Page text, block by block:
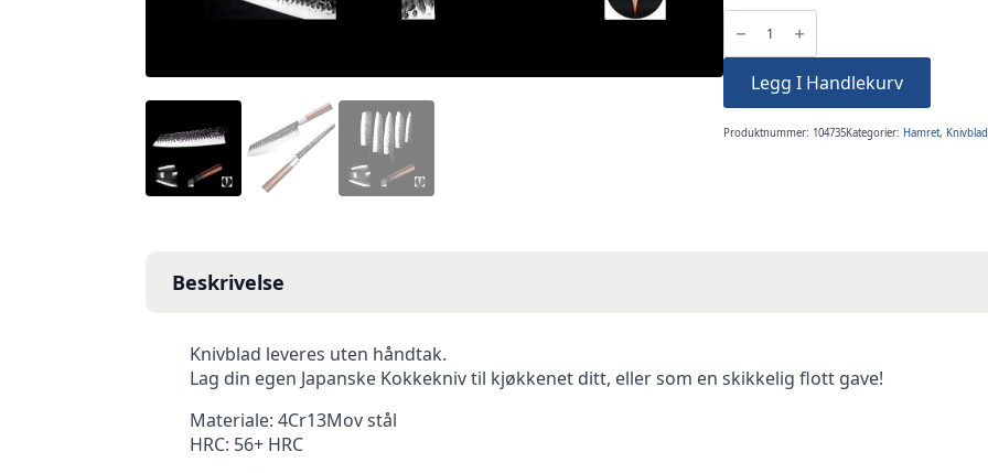
Knivblad
Japansk
Kiritsuke
Knife
205mm
hamret
stål
Legg I Handlekurv
Produktnummer: 104735Kategorier: Hamret, Knivblad
Beskrivelse
Knivblad leveres uten håndtak.
Lag din egen Japanske Kokkekniv til kjøkkenet ditt, eller som en skikkelig flott gave!
Materiale: 4Cr13Mov stål
HRC: 56+ HRC